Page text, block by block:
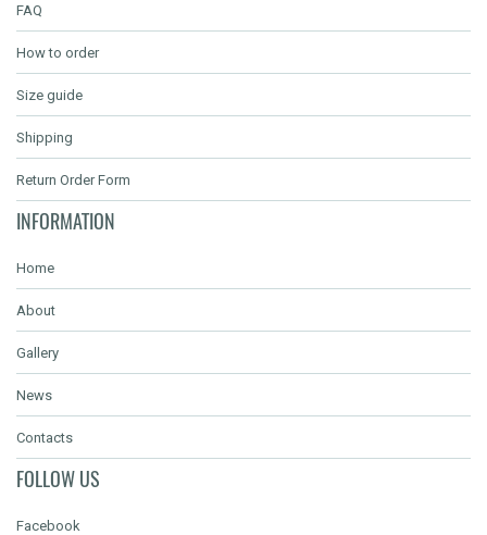
FAQ
How to order
Size guide
Shipping
Return Order Form
INFORMATION
Home
About
Gallery
News
Contacts
FOLLOW US
Facebook